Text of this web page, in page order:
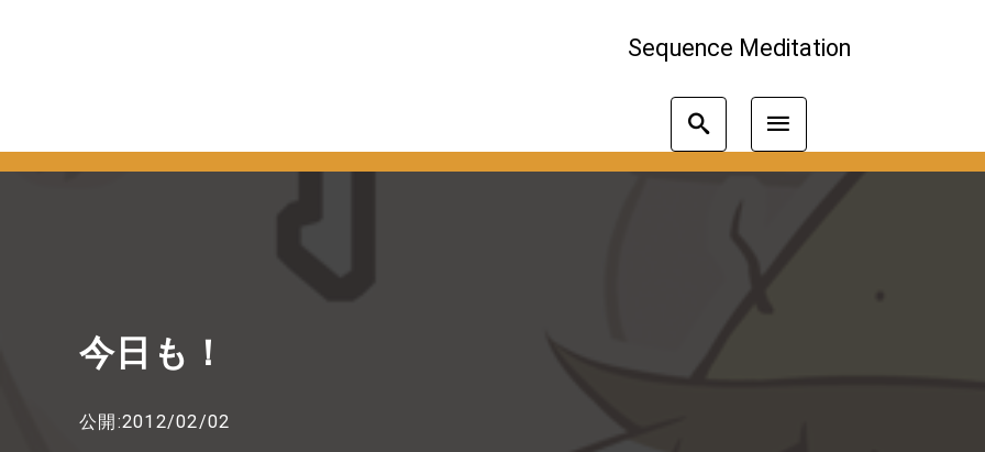
Sequence Meditation
今日も！
公開:2012/02/02